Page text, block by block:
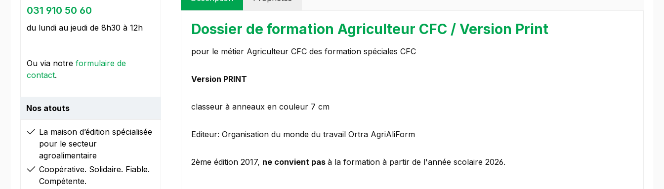
031 910 50 60
du lundi au jeudi de 8h30 à 12h
Ou via notre formulaire de
contact.
Nos atouts
La maison d’édition spécialisée
pour le secteur
agroalimentaire
Coopérative. Solidaire. Fiable.
Compétente.
Dossier de formation Agriculteur CFC / Version Print
pour le métier Agriculteur CFC des formation spéciales CFC
Version PRINT
classeur à anneaux en couleur 7 cm
Editeur: Organisation du monde du travail Ortra AgriAliForm
2ème édition 2017, ne convient pas à la formation à partir de l'année scolaire 2026.